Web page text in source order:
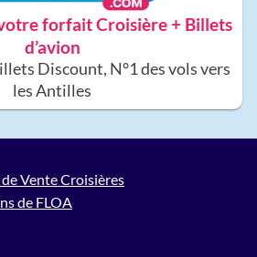
forfait Croisière + Billets
d’avion
Discount, N°1 des vols vers
les Antilles
Vente Croisières
de FLOA